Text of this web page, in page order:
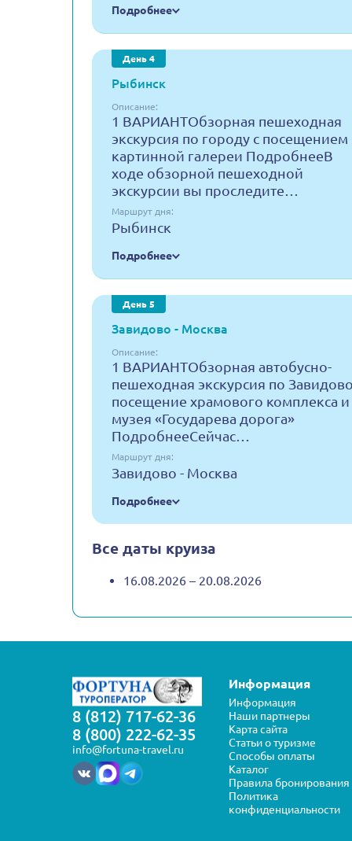
Подробнее
День 4
Рыбинск
Описание:
1 ВАРИАНТОбзорная пешеходная
экскурсия по городу с посещением
картинной галереи ПодробнееВ
ходе обзорной пешеходной
экскурсии вы проследите…
Маршрут дня:
Рыбинск
Подробнее
День 5
Завидово - Москва
Описание:
1 ВАРИАНТОбзорная автобусно-
пешеходная экскурсия по
посещение храмового комплекса и
музея «Государева дорога»
ПодробнееСейчас…
Маршрут дня:
Завидово - Москва
Подробнее
Все даты круиза
16.08.2026 – 20.08.2026
8 (812) 717-62-36
8 (800) 222-62-35
info@fortuna-travel.ru
Информация
Информация
Наши партнеры
Карта сайта
Статьи о туризме
Способы оплаты
Каталог
Правила бронирования
Политика
конфиденциальности